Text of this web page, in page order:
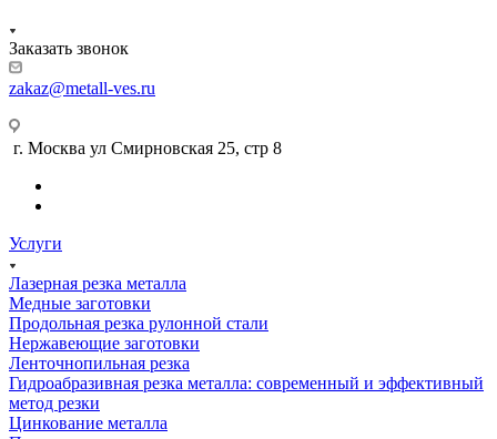
Заказать звонок
zakaz@metall-ves.ru
г. Москва ул Смирновская 25, стр 8
Услуги
Лазерная резка металла
Медные заготовки
Продольная резка рулонной стали
Нержавеющие заготовки
Ленточнопильная резка
Гидроабразивная резка металла: современный и эффективный
метод резки
Цинкование металла